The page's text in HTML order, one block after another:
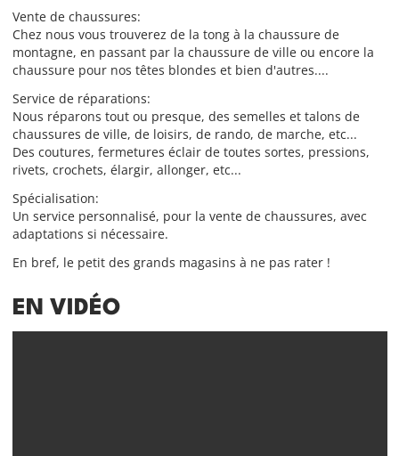
Vente de chaussures:
Chez nous vous trouverez de la tong à la chaussure de
montagne, en passant par la chaussure de ville ou encore la
chaussure pour nos têtes blondes et bien d'autres....
Service de réparations:
Nous réparons tout ou presque, des semelles et talons de
chaussures de ville, de loisirs, de rando, de marche, etc...
Des coutures, fermetures éclair de toutes sortes, pressions,
rivets, crochets, élargir, allonger, etc...
Spécialisation:
Un service personnalisé, pour la vente de chaussures, avec
adaptations si nécessaire.
En bref, le petit des grands magasins à ne pas rater !
EN VIDÉO